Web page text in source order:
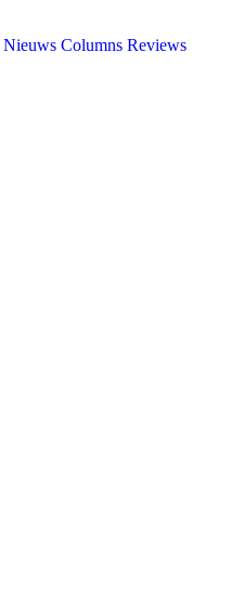
Nieuws Columns Reviews